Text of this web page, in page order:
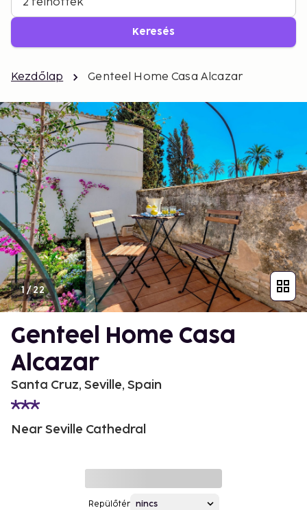
Keresés
Kezdőlap Genteel Home Casa Alcazar
1/22
Genteel Home Casa
Alcazar
Santa Cruz, Seville, Spain
Near Seville Cathedral
Repülőtér